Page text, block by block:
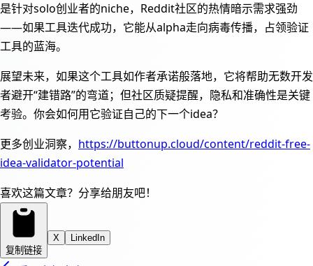
是针对solo创业者的niche，Reddit社区的热情暗示需求强劲
——如果工具迭代成功，它能从alpha走向病毒传播，占领验证
工具的蓝海。
展望未来，如果这个工具如作者承诺般落地，它将帮助无数开发
者避开“建错路”的弯道；但社区质疑提醒，隐私和准确性是关键
考验。你会如何用它验证自己的下一个idea？
更多创业洞察， https://buttonup.cloud/content/reddit-free-
idea-validator-potential
喜欢这篇文章？分享给朋友吧！
复制链接
X LinkedIn